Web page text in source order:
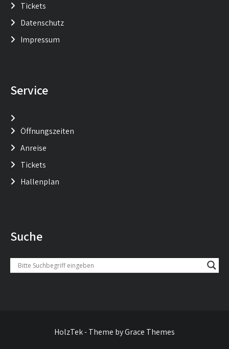
Tickets
Datenschutz
Impressum
Service
Öffnungszeiten
Anreise
Tickets
Hallenplan
Suche
HolzTek - Theme by Grace Themes